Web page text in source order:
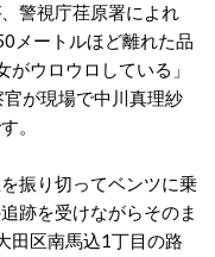
警視庁荏原署によれ
メートルほど離れた品
ウロウロしている」
が現場で中川真理紗
。
振り切ってベンツに乗
跡を受けながらそのま
田区南馬込1丁目の路